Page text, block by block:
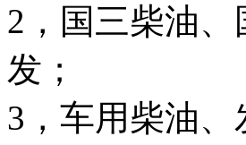
2，国三柴油
发；
3，车用柴油